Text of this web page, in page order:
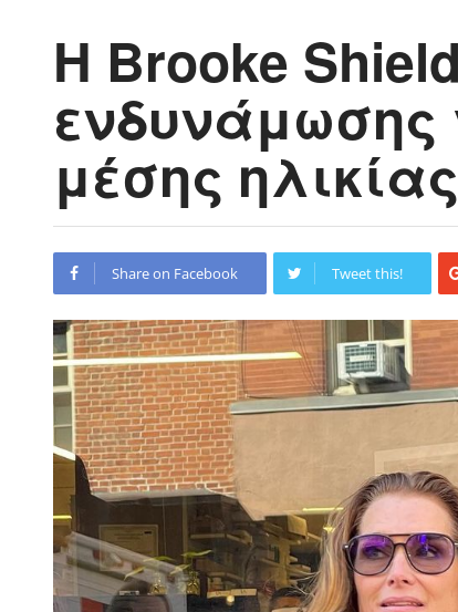
H Brooke
ενδυνάμωσης
μέσης ηλικίας
Share on Facebook Tweet this!